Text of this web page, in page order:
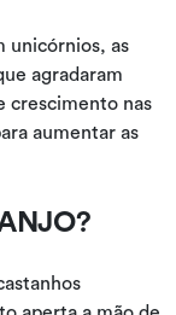
unicórnios, as
agradaram
crescimento nas
aumentar as